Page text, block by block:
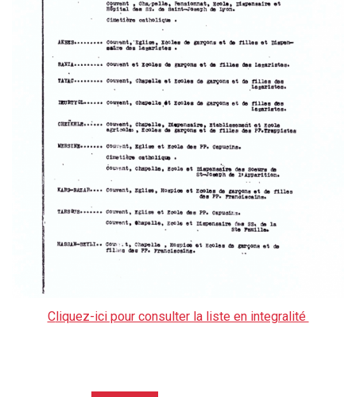
Cliquez-ici pour consulter la liste en integralité